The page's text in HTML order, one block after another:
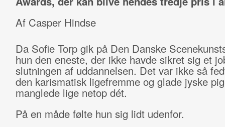
Af Casper Hindse
Da Sofie Torp gik på Den Danske
hun den eneste, der ikke havde sikret sig et
slutningen af uddannelsen. Det var ikke så
den karismatisk ligefremme og glade jyske
manglede lige netop dét.
På en måde følte hun sig lidt udenfor.